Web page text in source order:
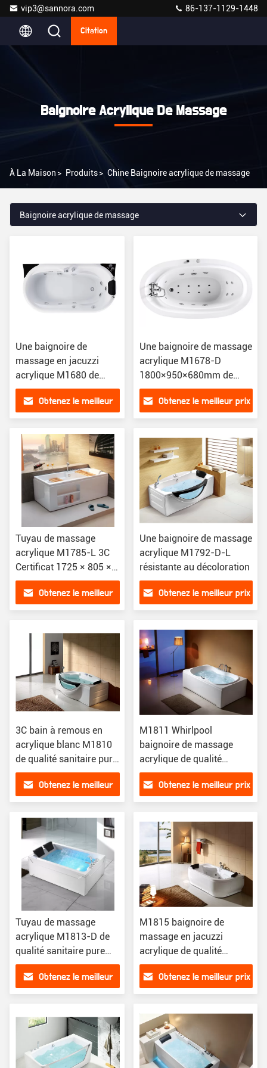
vip3@sannora.com 86-137-1129-1448
Citation
Baignoire Acrylique De Massage
À La Maison > Produits> Chine Baignoire acrylique de massage
Baignoire acrylique de massage
Une baignoire de
massage en jacuzzi
acrylique M1680 de
qualité sanitaire pure
ISO9001Obtenez le meilleur
Une baignoire de massage
acrylique M1678-D
1800×950×680mm de
qualité sanitaire pure
Obtenez le meilleur prix
Tuyau de massage
acrylique M1785-L 3C
Certificat 1725 × 805 ×
620 mm
Obtenez le meilleur
Une baignoire de massage
acrylique M1792-D-L
résistante au décoloration
Obtenez le meilleur prix
3C bain à remous en
acrylique blanc M1810
de qualité sanitaire pure
1800 × 1000 × 680 mm
Obtenez le meilleur
M1811 Whirlpool
baignoire de massage
acrylique de qualité
sanitaire pure 1800 ×
1100 × 580 mm
Obtenez le meilleur prix
Tuyau de massage
acrylique M1813-D de
qualité sanitaire pure
ISO9001
Obtenez le meilleur
M1815 baignoire de
massage en jacuzzi
acrylique de qualité
sanitaire pure 1800 ×
1100 × 600 mm
Obtenez le meilleur prix